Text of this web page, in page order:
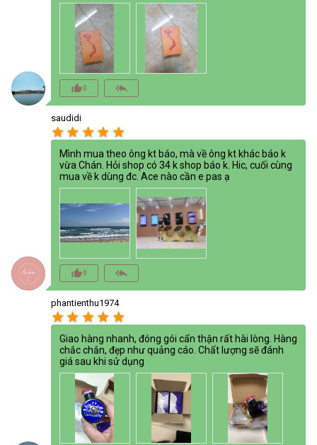
thumb_up_alt0 reply_all
saudidi
star star star star star
Mình mua theo ông kt báo, mà về ông kt khác báo k
vừa Chán. Hỏi shop có 34 k shop báo k. Hic, cuối cùng
mua về k dùng đc. Ace nào cần e pas ạ
thumb_up_alt0 reply_all
phantienthu1974
star star star star star
Giao hàng nhanh, đóng gói cẩn thận rất hài lòng. Hàng
chắc chắn, đẹp như quảng cáo. Chất lượng sẽ đánh
giá sau khi sử dụng